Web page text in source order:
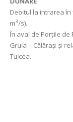
Debitul la intrarea în
m3/s).
În aval de Porțile de
Gruia – Călărași și
Tulcea.